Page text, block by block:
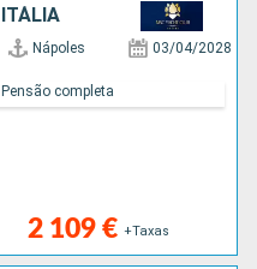
Nápoles 03/04/2028
2 109 € +Taxas
Pensão completa